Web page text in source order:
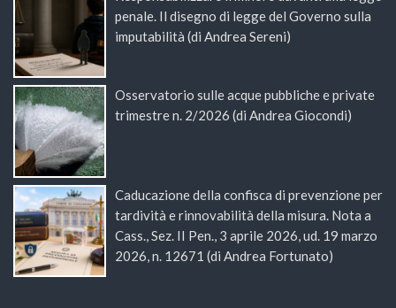
penale. Il disegno di legge del Governo sulla
imputabilità (di Andrea Sereni)
Osservatorio sulle acque pubbliche e private
trimestre n. 2/2026 (di Andrea Giocondi)
Caducazione della confisca di prevenzione per
tardività e rinnovabilità della misura. Nota a
Cass., Sez. II Pen., 3 aprile 2026, ud. 19 marzo
2026, n. 12671 (di Andrea Fortunato)